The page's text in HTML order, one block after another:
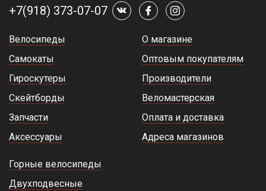
+7(918) 373-07-07
Велосипеды
Самокаты
Гироскутеры
Скейтборды
Запчасти
Аксессуары
О магазине
Оптовым покупателям
Производители
Веломастерская
Оплата и доставка
Адреса магазинов
Горные велосипеды
Двухподвесные